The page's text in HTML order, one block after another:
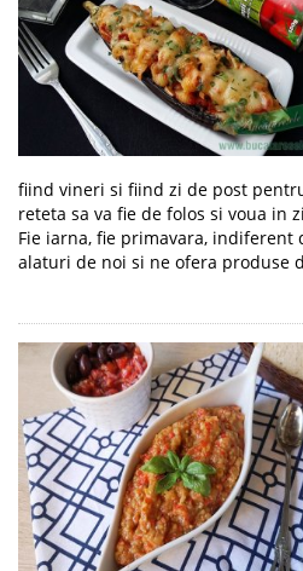
fiind vineri si fiind zi de post
reteta sa va fie de folos si voua in
Fie iarna, fie primavara, indiferent
alaturi de noi si ne ofera produse